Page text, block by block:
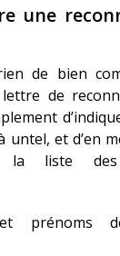
une
de bien
de
untel, et d’en
la liste des
prénoms